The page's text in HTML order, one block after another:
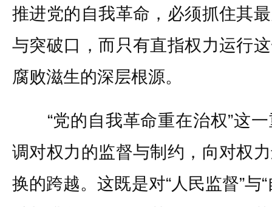
推进党的自我革命，必须抓住其
与突破口，而只有直指权力运行
腐败滋生的深层根源。
“党的自我革命重在治权”这一
调对权力的监督与制约，向对权
换的跨越。这既是对“人民监督”与